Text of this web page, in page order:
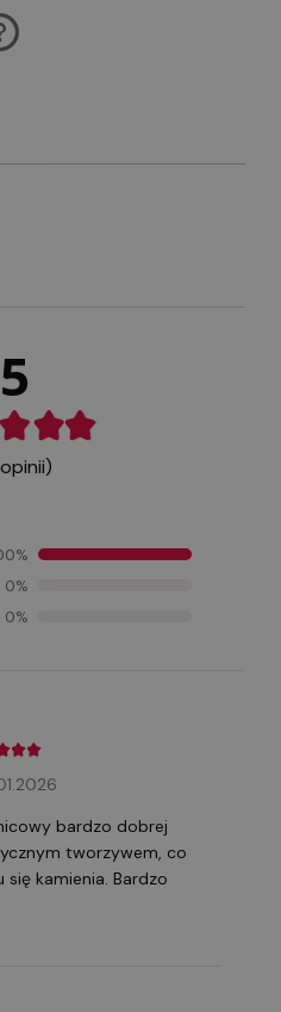
KOSZTÓW
5
0%
0%
bardzo dobrej
tworzywem, co
kamienia. Bardzo